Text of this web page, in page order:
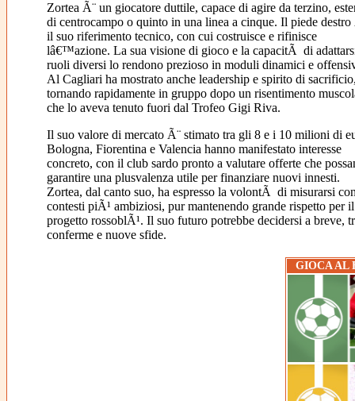
Zortea Ã¨ un giocatore duttile, capace di agire da terzino,
di centrocampo o quinto in una linea a cinque. Il piede destro
il suo riferimento tecnico, con cui costruisce e rifinisce
lâ€™azione. La sua visione di gioco e la capacitÃ di
ruoli diversi lo rendono prezioso in moduli dinamici e
Al Cagliari ha mostrato anche leadership e spirito di
tornando rapidamente in gruppo dopo un risentimento
che lo aveva tenuto fuori dal Trofeo Gigi Riva.
Il suo valore di mercato Ã¨ stimato tra gli 8 e i 10 milioni di
Bologna, Fiorentina e Valencia hanno manifestato interesse
concreto, con il club sardo pronto a valutare offerte che
garantire una plusvalenza utile per finanziare nuovi innesti.
Zortea, dal canto suo, ha espresso la volontÃ di misurarsi
contesti piÃ¹ ambiziosi, pur mantenendo grande rispetto per il
progetto rossoblÃ¹. Il suo futuro potrebbe decidersi a breve,
conferme e nuove sfide.
GIOCA AL